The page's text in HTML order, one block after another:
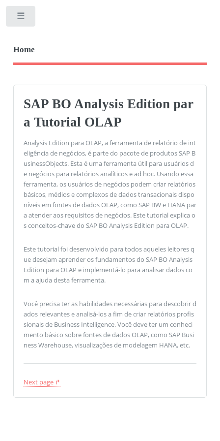
Home
SAP BO Analysis Edition par
a Tutorial OLAP
Analysis Edition para OLAP, a ferramenta de relatório de int
eligência de negócios, é parte do pacote de produtos SAP B
usinessObjects. Esta é uma ferramenta útil para usuários d
e negócios para relatórios analíticos e ad hoc. Usando essa
ferramenta, os usuários de negócios podem criar relatórios
básicos, médios e complexos de dados transacionais dispo
níveis em fontes de dados OLAP, como SAP BW e HANA par
a atender aos requisitos de negócios. Este tutorial explica o
s conceitos-chave do SAP BO Analysis Edition para OLAP.
Este tutorial foi desenvolvido para todos aqueles leitores q
ue desejam aprender os fundamentos do SAP BO Analysis
Edition para OLAP e implementá-lo para analisar dados co
m a ajuda desta ferramenta.
Você precisa ter as habilidades necessárias para descobrir d
ados relevantes e analisá-los a fim de criar relatórios profis
sionais de Business Intelligence. Você deve ter um conheci
mento básico sobre fontes de dados OLAP, como SAP Busi
ness Warehouse, visualizações de modelagem HANA, etc.
Next page ↱